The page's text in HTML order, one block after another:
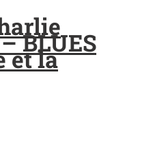
BLUES
et la